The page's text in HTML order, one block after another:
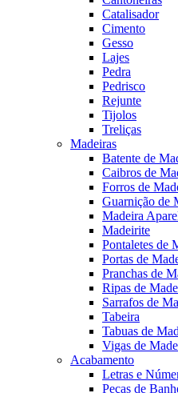
Catalisador
Cimento
Gesso
Lajes
Pedra
Pedrisco
Rejunte
Tijolos
Treliças
Madeiras
Batente de
Caibros de
Forros de
Guarnição de
Madeira
Madeirite
Pontaletes de
Portas de
Pranchas de
Ripas de
Sarrafos de
Tabeira
Tabuas de
Vigas de
Acabamento
Letras e
Peças de